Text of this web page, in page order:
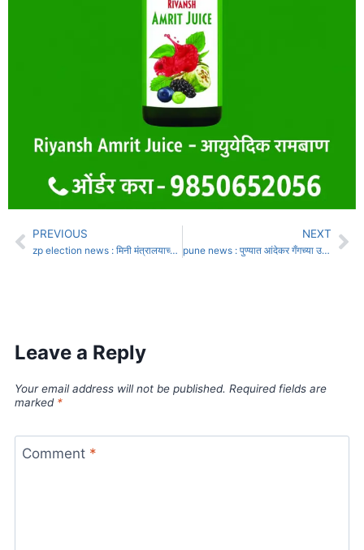
PREVIOUS
zp election news : मिनी मंत्रालयाच्या शुक्रवारपासून रणसंग्रामास सुरु
NEXT
pune news : पुण्यात आंदेकर गँगच्या उमेदवाराचा विजय, रवींद्र धंगेकरांच्या पत्नीलाच पाडलं
Leave a Reply
Your email address will not be published. Required fields are
marked *
Comment *